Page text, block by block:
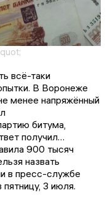
всё-таки
В Воронеже
менее напряжённый
битума,
получил…
900 тысяч
назвать
в пресс-службе
3 июля.